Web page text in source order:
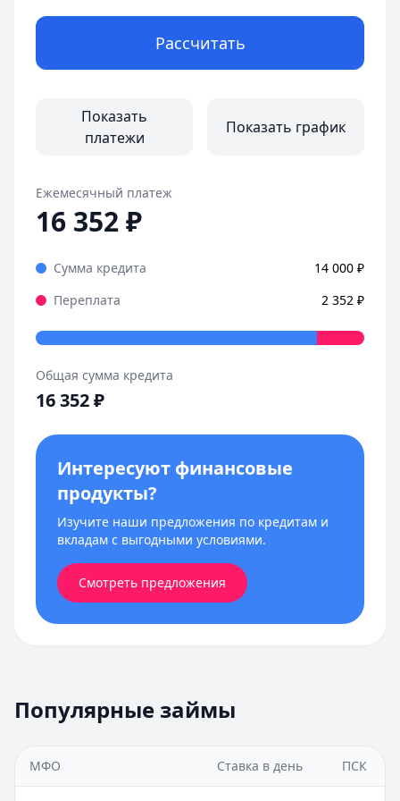
Рассчитать
Показать
платежи
Показать график
Ежемесячный платеж
16 352₽
Сумма кредита 14 000 ₽
Переплата
2 352 ₽
Общая сумма кредита
16 352₽
Интересуют финансовые
продукты?
Изучите наши предложения по кредитам и
вкладам с выгодными условиями.
Смотреть предложения
Популярные займы
МФО Ставка в день ПСК